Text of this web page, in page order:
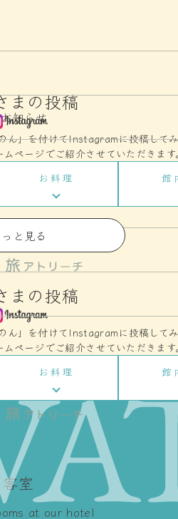
まの投稿
ん」を付けてInstagramに投稿して
ページでご紹介させていただきます。
お料理 館
と見る
まの投稿
」を付けてInstagramに投稿してみ
ページでご紹介させていただきます。
お料理 館
客室
Single Bed Room
シングルベッドルーム
ビジネスシーンやひと
宿泊！温泉街から少
知らせ